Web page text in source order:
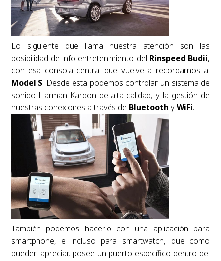
Lo siguiente que llama nuestra atención son las
posibilidad de info-entretenimiento del Rinspeed Budii,
con esa consola central que vuelve a recordarnos al
Model S. Desde esta podemos controlar un sistema de
sonido Harman Kardon de alta calidad, y la gestión de
nuestras conexiones a través de Bluetooth yWiFi.
También podemos hacerlo con una aplicación para
smartphone, e incluso para smartwatch, que como
pueden apreciar, posee un puerto específico dentro del